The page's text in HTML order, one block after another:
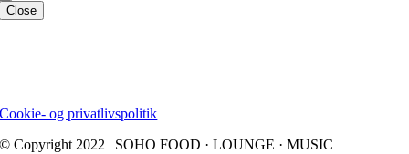
Close
Cookie- og privatlivspolitik
© Copyright 2022 | SOHO FOOD · LOUNGE · MUSIC